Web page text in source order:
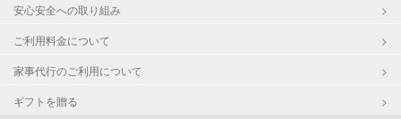
安心安全への取り組み
ご利用料金について
家事代行のご利用について
ギフトを贈る